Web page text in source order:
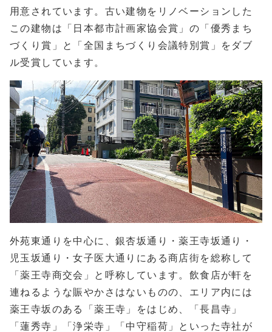
用意されています。古い建物をリノベーションした
この建物は「日本都市計画家協会賞」の「優秀まち
づくり賞」と「全国まちづくり会議特別賞」をダブ
ル受賞しています。
外苑東通りを中心に、銀杏坂通り・薬王寺坂通り・
児玉坂通り・女子医大通りにある商店街を総称して
「薬王寺商交会」と呼称しています。飲食店が軒を
連ねるような賑やかさはないものの、エリア内には
薬王寺坂のある「薬王寺」をはじめ、「長昌寺」
「蓮秀寺」「浄栄寺」「中守稲荷」といった寺社が